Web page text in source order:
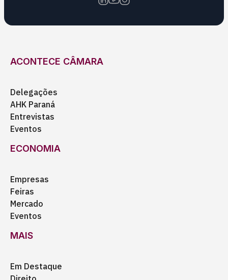
ACONTECE CÂMARA
Delegações
AHK Paraná
Entrevistas
Eventos
ECONOMIA
Empresas
Feiras
Mercado
Eventos
MAIS
Em Destaque